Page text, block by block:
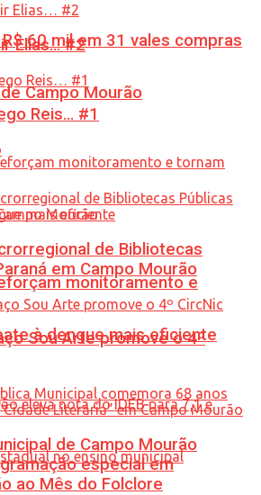
R$ 60 mil em 31 vales compras
Campo Mourão
monitoramento e
à dengue mais eficiente
Elias… #2
Reis… #1
de Bibliotecas
em Campo Mourão
Sou Arte promove o 4º
de Campo Mourão
especial em
ao Mês do Folclore